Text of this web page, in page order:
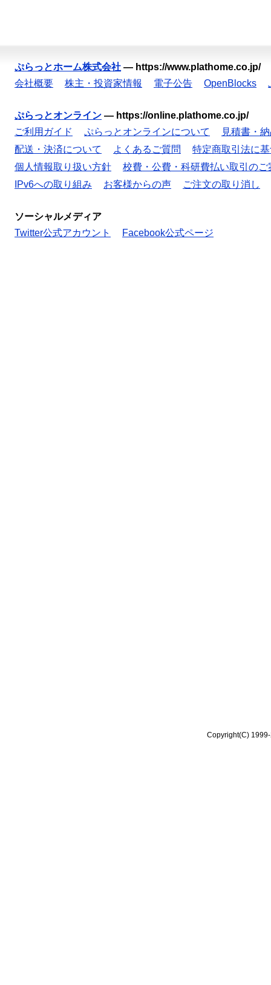
ぷらっとホーム株式会社 — https://www.plathome.co.jp/
会社概要
株主・投資家情報 電子公告 OpenBlocks
ぷらっとオンライン — https://online.plathome.co.jp/
ご利用ガイド
ぷらっとオンラインについて
見積書・
配送・決済について
よくあるご質問
特定商取引法に
個人情報取り扱い方針
校費・公費・科研費払い取引のご
IPv6への取り組み
お客様からの声 ご注文の取り消し
ソーシャルメディア
Twitter公式アカウント
Facebook公式ページ
Copyright(C)